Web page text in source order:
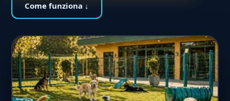
Come funziona ↓